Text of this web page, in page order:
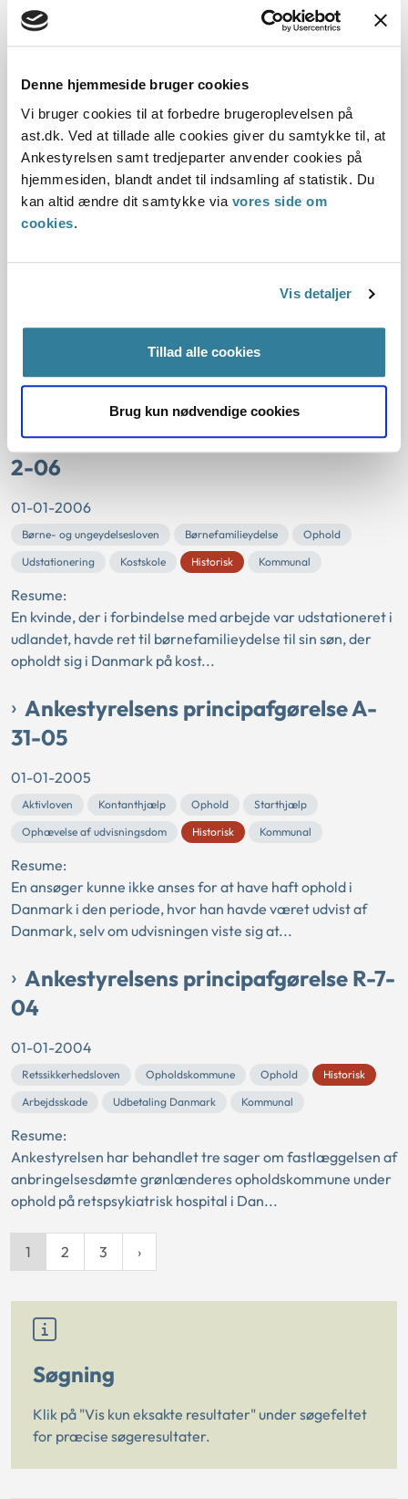
Denne hjemmeside bruger cookies
Vi bruger cookies til at forbedre brugeroplevelsen på
ast.dk. Ved at tillade alle cookies giver du samtykke til, at
Ankestyrelsen samt tredjeparter anvender cookies på
hjemmesiden, blandt andet til indsamling af statistik. Du
kan altid ændre dit samtykke via vores side om
cookies.
Vis detaljer
Tillad alle cookies
Brug kun nødvendige cookies
Udland
Et High School ophold i USA indgik ikke som led i et
uddannelsesforløb, der sigtede på at forbedre et barns
muligheder for at klare sig under fortsat...
Ankestyrelsens principafgørelse A-1-
06
Aktivloven Kontanthjælp Ophold
Arbejdstager
Resume:
Opholdstid i et andet EU/EØS-land kunne sidestilles med
haft arbejde i Danmark efter ankomst...
Ankestyrelsens principafgørelse B-
2-06
01-01-2006
Børne- og ungeydelsesloven Børnefamilieydelse
Ophold
Udstationering
Kostskole Historisk Kommunal
Resume:
En kvinde, der i forbindelse med arbejde var udstationeret i
udlandet, havde ret til børnefamilieydelse til sin søn, der
opholdt sig i Danmark på kost...
Ankestyrelsens principafgørelse A-
31-05
01-01-2005
Aktivloven Kontanthjælp Ophold
Starthjælp
Ophævelse af udvisningsdom
Historisk Kommunal
Resume:
En ansøger kunne ikke anses for at have haft ophold i
Danmark i den periode, hvor han havde været udvist af
Danmark, selv om udvisningen viste sig at...
Ankestyrelsens principafgørelse R-7-
04
01-01-2004
Retssikkerhedsloven Opholdskommune Ophold
Historisk
Arbejdsskade
Udbetaling Danmark Kommunal
Resume:
Ankestyrelsen har behandlet tre sager om fastlæggelsen af
anbringelsesdømte grønlænderes opholdskommune under
ophold på retspsykiatrisk hospital i Dan...
1 2 3
Søgning
Klik på "Vis kun eksakte resultater" under søgefeltet
for præcise søgeresultater.